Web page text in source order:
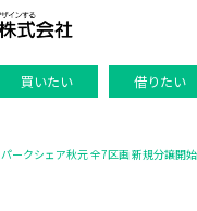
買いたい 借りたい
パークシェア秋元 全7区画 新規分譲開